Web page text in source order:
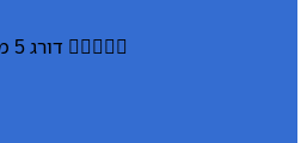
 דורג 5 מתוך 5